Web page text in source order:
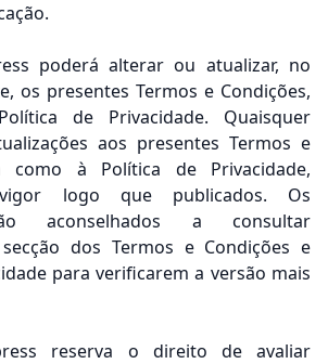
poderá alterar ou atualizar, no
os presentes Termos e Condições,
de Privacidade. Quaisquer
aos presentes Termos e
como à Política de Privacidade,
logo que publicados. Os
aconselhados a consultar
dos Termos e Condições e
para verificarem a versão mais
reserva o direito de avaliar